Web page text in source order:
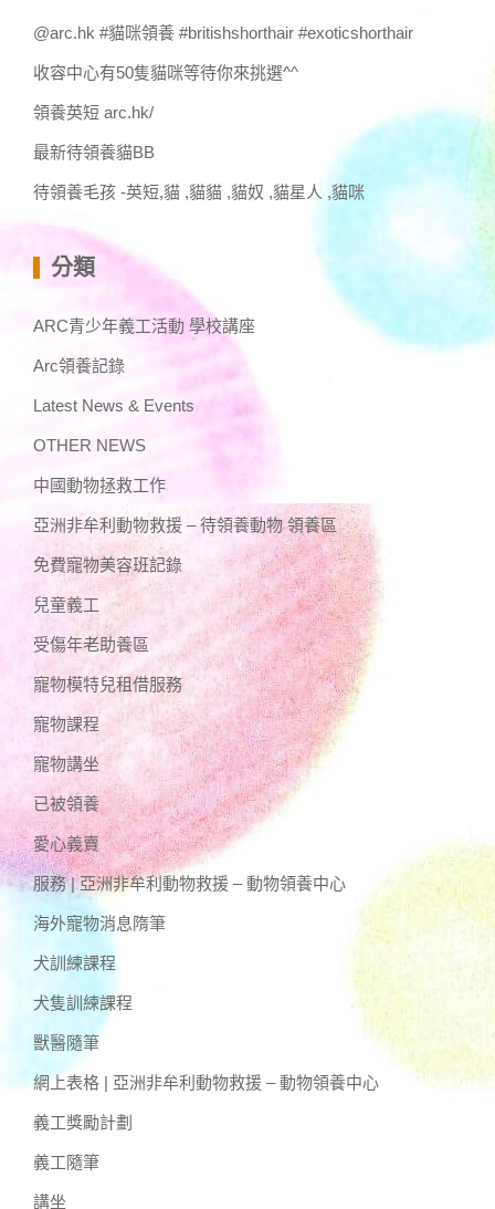
@arc.hk #貓咪領養 #britishshorthair #exoticshorthair
收容中心有50隻貓咪等待你來挑選^^
領養英短 arc.hk/
最新待領養貓BB
待領養毛孩 -英短,貓 ,貓貓 ,貓奴 ,貓星人 ,貓咪
分類
ARC青少年義工活動 學校講座
Arc領養記錄
Latest News & Events
OTHER NEWS
中國動物拯救工作
亞洲非牟利動物救援 – 待領養動物 領養區
免費寵物美容班記錄
兒童義工
受傷年老助養區
寵物模特兒租借服務
寵物課程
寵物講坐
已被領養
愛心義賣
服務 | 亞洲非牟利動物救援 – 動物領養中心
海外寵物消息隋筆
犬訓練課程
犬隻訓練課程
獸醫隨筆
網上表格 | 亞洲非牟利動物救援 – 動物領養中心
義工獎勵計劃
義工隨筆
講坐